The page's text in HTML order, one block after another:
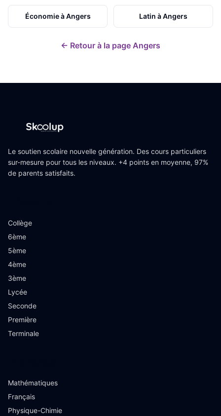
ÉconomieàAngers Latin àAngers
← Retour à la page Angers
Le soutien scolaire nouvelle génération. Des cours particuliers
sur-mesure pour tous les niveaux. +4 points en moyenne, 97%
de parents satisfaits.
Collège
6ème
5ème
4ème
3ème
Lycée
Seconde
Première
Terminale
Mathématiques
Français
Physique-Chimie